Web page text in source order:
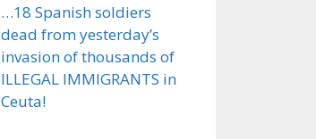
…18 Spanish soldiers
dead from yesterday’s
invasion of thousands of
ILLEGAL IMMIGRANTS in
Ceuta!